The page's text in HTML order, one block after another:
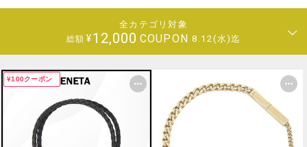
全カテゴリ対象
総額 ¥12,000 COUPON 8.12(水)迄
¥100クーポン